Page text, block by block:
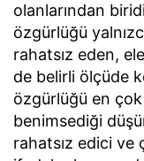
olanlarından
özgürlüğü
rahatsız eden,
de belirli ölçüde
özgürlüğü en
benimsediği
rahatsız edici